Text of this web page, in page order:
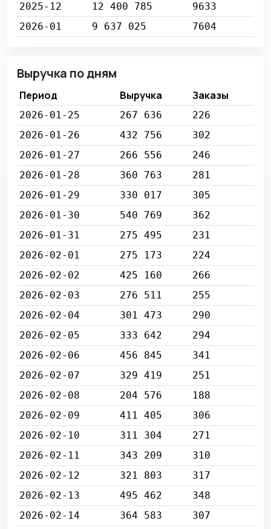
2025-12
12 400 785
9633
2026-01
9 637 025 7604
Выручка по дням
Период Выручка Заказы
2026-01-25 267 636
226
2026-01-26
432 756
302
2026-01-27
266 556
246
2026-01-28
360 763
281
2026-01-29
330 017
305
2026-01-30
540 769
362
2026-01-31
275 495
231
2026-02-01
275 173
224
2026-02-02
425 160
266
2026-02-03
276 511
255
2026-02-04
301 473
290
2026-02-05
333 642
294
2026-02-06
456 845
341
2026-02-07
329 419
251
2026-02-08
204 576
188
2026-02-09
411 405
306
2026-02-10
311 304
271
2026-02-11
343 209
310
2026-02-12
321 803
317
2026-02-13
495 462
348
2026-02-14
364 583
307